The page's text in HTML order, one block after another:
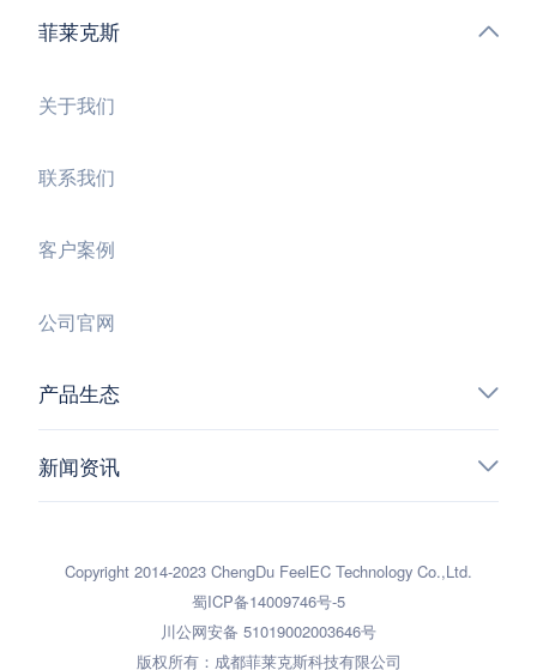
菲莱克斯
关于我们
联系我们
客户案例
公司官网
产品生态
新闻资讯
Copyright 2014-2023 ChengDu FeelEC Technology Co.,Ltd.
蜀ICP备14009746号-5
川公网安备 51019002003646号
版权所有：成都菲莱克斯科技有限公司